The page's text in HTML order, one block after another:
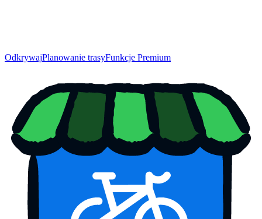
OdkrywajPlanowanie trasyFunkcje Premium